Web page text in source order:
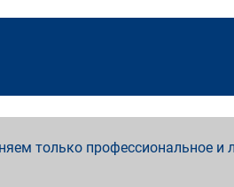
только профессиональное и